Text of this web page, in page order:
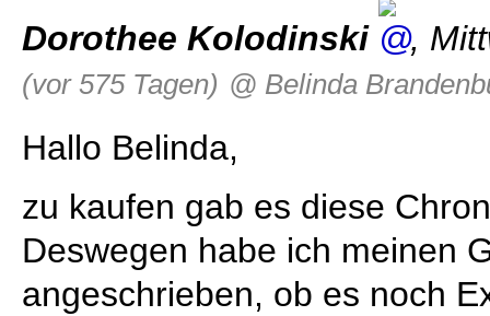
Dorothee Kolodinski ,
(vor 575 Tagen) @ Belinda
Hallo Belinda,
zu kaufen gab es diese
Deswegen habe ich meinen
angeschrieben, ob es noch